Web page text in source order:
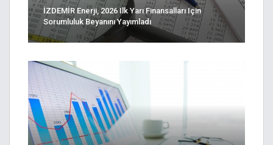
İZDEMİR Enerji, 2026 Ilk Yarı Finansalları Için
Sorumluluk Beyanını Yayımladı